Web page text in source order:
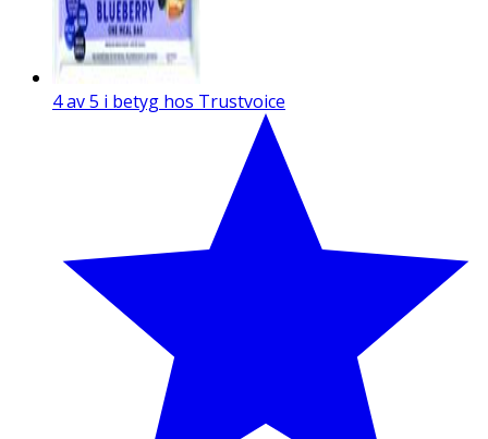
4 av 5 i betyg hos Trustvoice